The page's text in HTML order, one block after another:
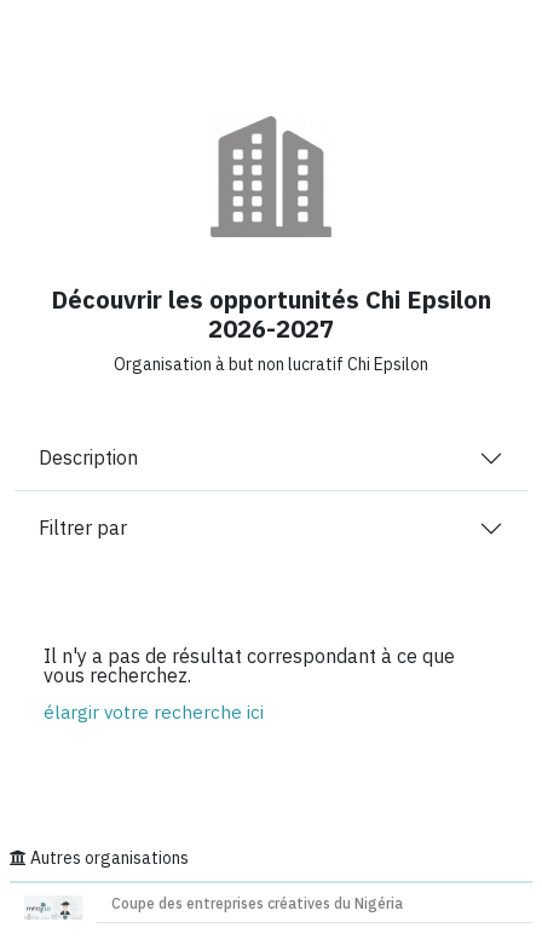
Découvrir les opportunités Chi Epsilon
2026-2027
Organisation à but non lucratif Chi Epsilon
Description
Filtrer par
Il n'y a pas de résultat correspondant à ce que
vous recherchez.
élargir votre recherche ici
Autres organisations
Coupe des entreprises créatives du Nigéria